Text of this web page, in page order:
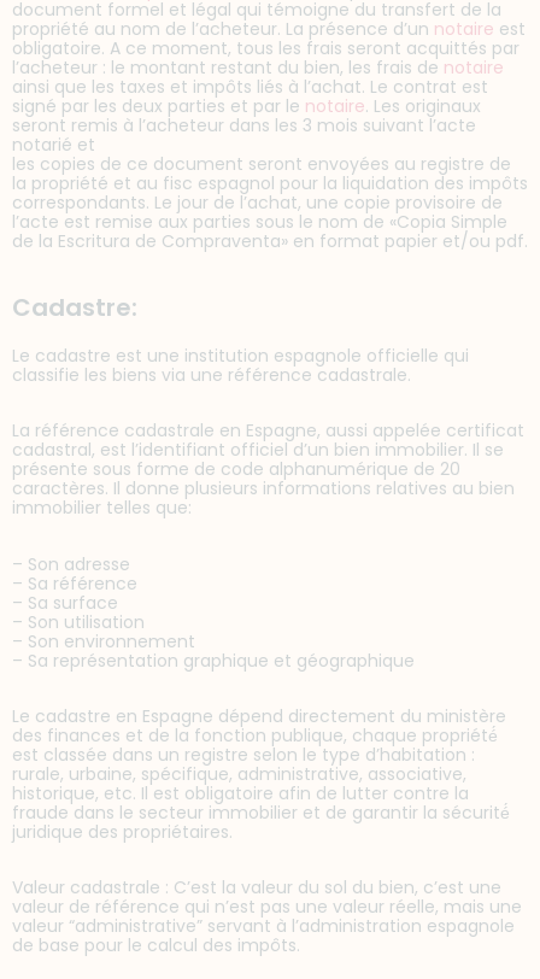
document formel et légal qui témoigne du transfert de la
propriété au nom de l’acheteur. La présence d’un notaire est
obligatoire. A ce moment, tous les frais seront acquittés par
l’acheteur : le montant restant du bien, les frais de notaire
ainsi que les taxes et impôts liés à l’achat. Le contrat est
signé par les deux parties et par le notaire. Les originaux
seront remis à l’acheteur dans les 3 mois suivant l’acte
notarié et
les copies de ce document seront envoyées au registre de
la propriété et au fisc espagnol pour la liquidation des impôts
correspondants. Le jour de l’achat, une copie provisoire de
l’acte est remise aux parties sous le nom de «Copia Simple
de la Escritura de Compraventa» en format papier et/ou pdf.
Cadastre:
Le cadastre est une institution espagnole officielle qui
classifie les biens via une référence cadastrale.
La référence cadastrale en Espagne, aussi appelée certificat
cadastral, est l’identifiant officiel d’un bien immobilier. Il se
présente sous forme de code alphanumérique de 20
caractères. Il donne plusieurs informations relatives au bien
immobilier telles que:
– Son adresse
– Sa référence
– Sa surface
– Son utilisation
– Son environnement
– Sa représentation graphique et géographique
Le cadastre en Espagne dépend directement du ministère
des finances et de la fonction publique, chaque propriété́
est classée dans un registre selon le type d’habitation :
rurale, urbaine, spécifique, administrative, associative,
historique, etc. Il est obligatoire afin de lutter contre la
fraude dans le secteur immobilier et de garantir la sécurité́
juridique des propriétaires.
Valeur cadastrale : C’est la valeur du sol du bien, c’est une
valeur de référence qui n’est pas une valeur réelle, mais une
valeur “administrative” servant à l’administration espagnole
de base pour le calcul des impôts.